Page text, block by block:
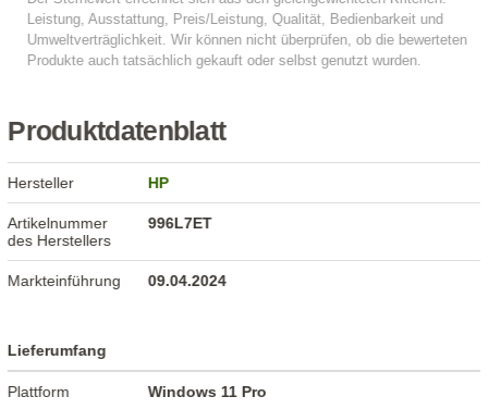
Produktdatenblatt
Hersteller HP
Artikelnummer
des Herstellers
996L7ET
Markteinführung 09.04.2024
Lieferumfang
Plattform Windows 11 Pro